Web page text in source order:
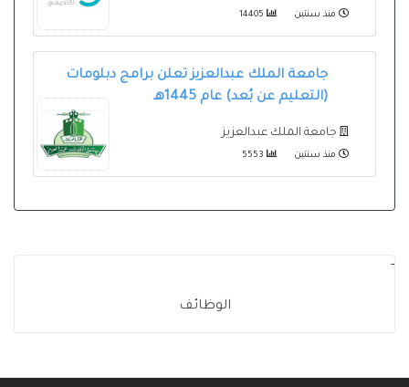
منذ سنتين
جامعة الملك عبدالعزيز تعلن برامج دبلومات
(التعليم عن بُعد) عام 1445هـ
جامعة الملك عبدالعزيز
منذ سنتين
-
الوظائف